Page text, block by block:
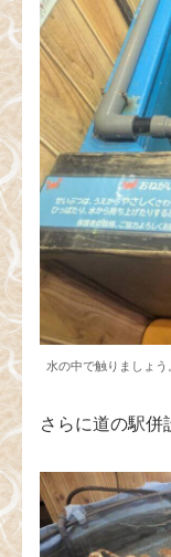
水の中で触りましょう
さらに道の駅併